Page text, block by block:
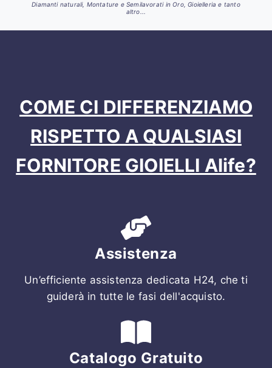
Diamanti naturali, Montature e Semilavorati in Oro, Gioielleria e tanto
altro...
COME CI DIFFERENZIAMO
RISPETTO A QUALSIASI
FORNITORE GIOIELLI Alife?
Assistenza
Un’efficiente assistenza dedicata H24, che ti
guiderà in tutte le fasi dell'acquisto.
Catalogo Gratuito